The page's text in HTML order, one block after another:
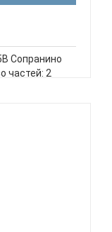
Сопранино
частей: 2
цвет